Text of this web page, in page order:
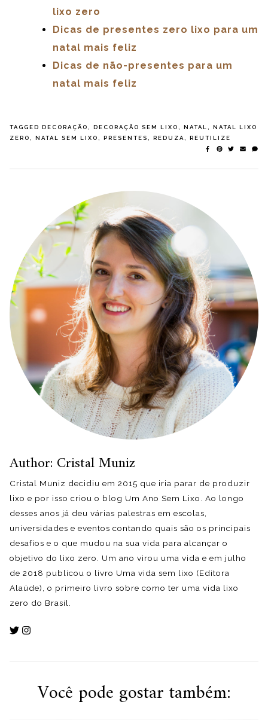
lixo zero
Dicas de presentes zero lixo para um
natal mais feliz
Dicas de não-presentes para um
natal mais feliz
TAGGED DECORAÇÃO, DECORAÇÃO SEM LIXO, NATAL, NATAL LIXO
ZERO, NATAL SEM LIXO, PRESENTES, REDUZA, REUTILIZE
Author: Cristal Muniz
Cristal Muniz decidiu em 2015 que iria parar de produzir
lixo e por isso criou o blog Um Ano Sem Lixo. Ao longo
desses anos já deu várias palestras em escolas,
universidades e eventos contando quais são os principais
desafios e o que mudou na sua vida para alcançar o
objetivo do lixo zero. Um ano virou uma vida e em julho
de 2018 publicou o livro Uma vida sem lixo (Editora
Alaúde), o primeiro livro sobre como ter uma vida lixo
zero do Brasil.
Você pode gostar também: